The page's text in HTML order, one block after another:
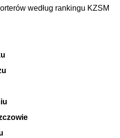
według rankingu KZSM